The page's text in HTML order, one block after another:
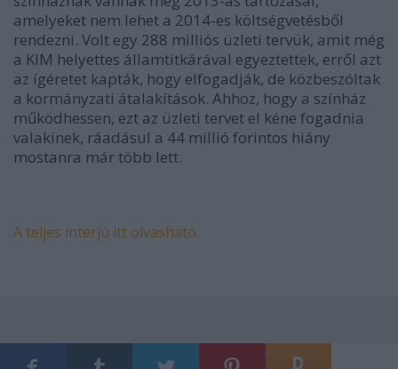
amelyeket nem lehet a 2014-es költségvetésből
rendezni. Volt egy 288 milliós üzleti tervük, amit még
a KIM helyettes államtitkárával egyeztettek, erről azt
az ígéretet kapták, hogy elfogadják, de közbeszóltak
a kormányzati átalakítások. Ahhoz, hogy a színház
működhessen, ezt az üzleti tervet el kéne fogadnia
valakinek, ráadásul a 44 millió forintos hiány
mostanra már több lett.
A teljes interjú itt olvasható.